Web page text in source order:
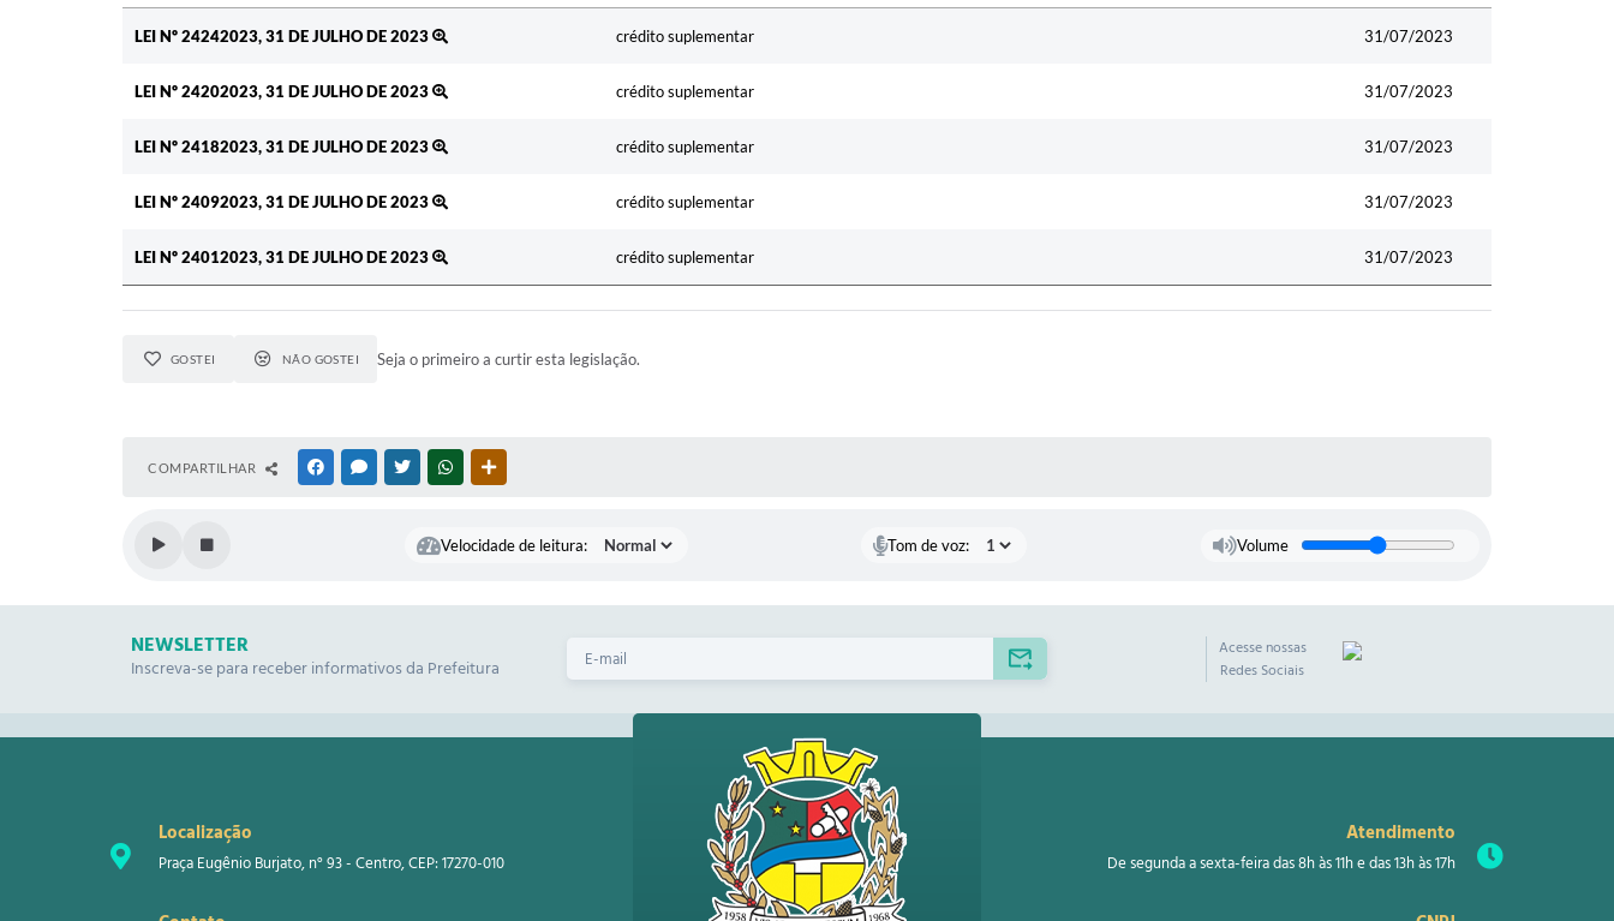
LEI Nº 24242023, 31 DE JULHO DE 2023
crédito suplementar 31/07/2023
LEI Nº 24202023, 31 DE JULHO DE 2023 crédito suplementar 31/07/2023
LEI Nº 24182023, 31 DE JULHO DE 2023 crédito suplementar 31/07/2023
LEI Nº 24092023, 31 DE JULHO DE 2023 crédito suplementar 31/07/2023
LEI Nº 24012023, 31 DE JULHO DE 2023 crédito suplementar 31/07/2023
GOSTEI NÃO GOSTEI Seja o primeiro a curtir esta legislação.
COMPARTILHAR FACEBOOKMESSENGER
TWITTERWHATSAPP
Velocidade de leitura: Tom de voz: Volume
NEWSLETTER
Inscreva-se para receber informativos da Prefeitura
Acesse nossas
Redes Sociais
Localização
Praça Eugênio Burjato, n° 93 - Centro, CEP: 17270-010
Atendimento
De segunda a sexta-feira das 8h às 11h e das 13h às 17h